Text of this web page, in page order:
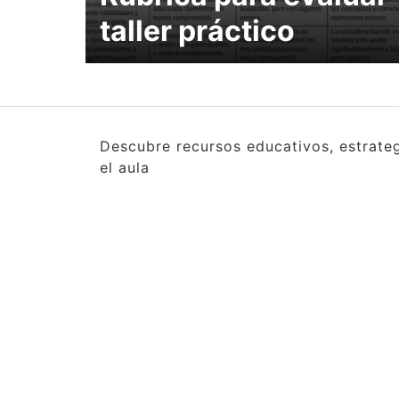
taller práctico
Descubre recursos educativos,
el aula